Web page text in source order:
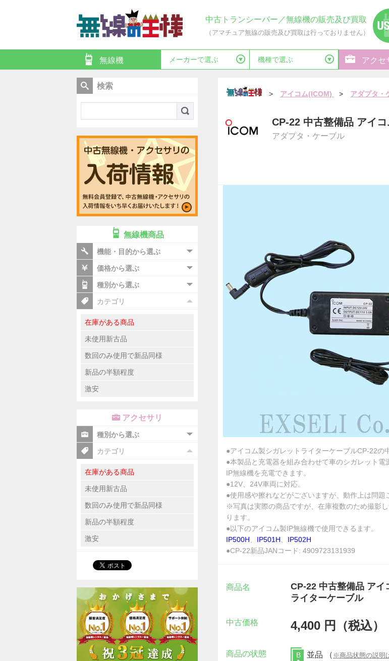
中古トランシーバー／無線機の販売及び買取
（アマチュア無線の販売及び買取は行っておりません）
無線機 メーカーで選ぶ 機種で選ぶ アクセ
> アイコム(ICOM) > アダプタ・
CP-22 中古整備品 アイ
アダプタ・ケーブル
●アイコム製シガレットライターケーブルCP-22の
●本製品と充電器を組み合わせて車のシガレット電
IP無線機を充電できます。
●12V、24V車両に対応。
●使用感や擦れなどがございますが、動作上は問題
※写真は実際の商品ですが、在庫複数のため撮影
ります。
●以下のアイコム製IP無線機で使用できるます。
IP500H
IP501H
IP502H
●CP-22新品JANコード: 4909723131939
商品名
CP-22 中古整備品 アイ
ライターケーブル
中古価格 4,400 円（税込）
商品の状態 B 並品 （ ※商品状態の説明
検索
無線機商品
機能・目的から選ぶ
価格から選ぶ
種別から選ぶ
カテゴリ
在庫がある商品
未使用新古品
数回のみ使用で新品同様
新品の半額程度
激安
アクセサリ
種別から選ぶ
カテゴリ
在庫がある商品
未使用新古品
数回のみ使用で新品同様
新品の半額程度
激安